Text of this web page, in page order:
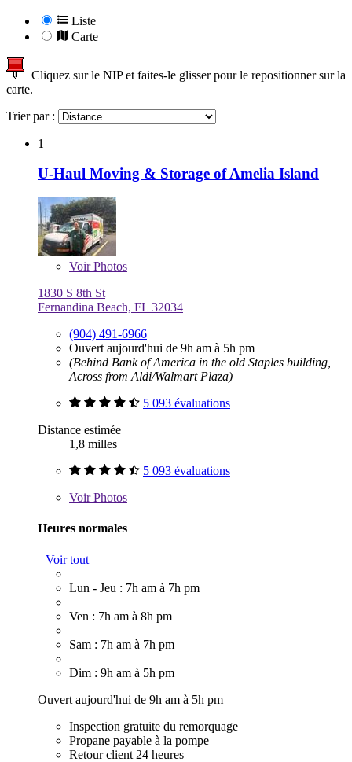
Liste
Carte
Cliquez sur le NIP et faites-le glisser pour le repositionner sur la
carte.
Trier par :
1
U-Haul Moving & Storage of Amelia Island
VoirPhotos
1830 S 8th St
Fernandina Beach, FL 32034
(904) 491-6966
Ouvert aujourd'hui de 9h am à 5h pm
(Behind Bank of America in the old Staples building,
Across from Aldi/Walmart Plaza)
5 093 évaluations
Distance estimée
1,8 milles
5 093 évaluations
VoirPhotos
Heures normales
Voir tout
Lun - Jeu : 7h am à 7h pm
Ven : 7h am à 8h pm
Sam : 7h am à 7h pm
Dim : 9h am à 5h pm
Ouvert aujourd'hui de 9h am à 5h pm
Inspection gratuite du remorquage
Propane payable à la pompe
Retour client 24 heures